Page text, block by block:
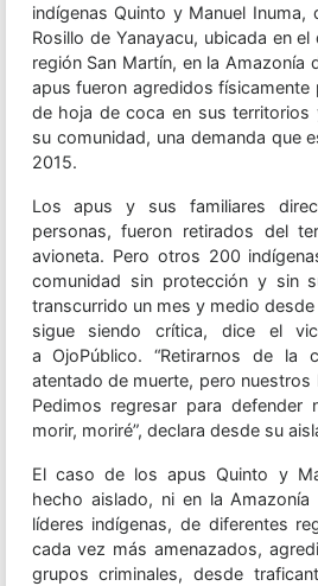
indígenas Quinto y Manuel Inuma,
Rosillo de Yanayacu, ubicada en
región San Martín, en la Amazonía
apus fueron agredidos físicamente
de hoja de coca en sus territorios
su comunidad, una demanda que
2015.
Los apus y sus familiares
personas, fueron retirados del
avioneta. Pero otros 200
comunidad sin protección y sin
transcurrido un mes y medio
sigue siendo crítica, dice el
a OjoPúblico. “Retirarnos de la
atentado de muerte, pero
Pedimos regresar para defender
morir, moriré”, declara desde su
El caso de los apus Quinto y
hecho aislado, ni en la
líderes indígenas, de diferentes
cada vez más amenazados,
grupos criminales, desde